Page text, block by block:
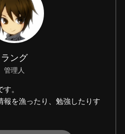
ラング
管理人
。
報を漁ったり、勉強したりす